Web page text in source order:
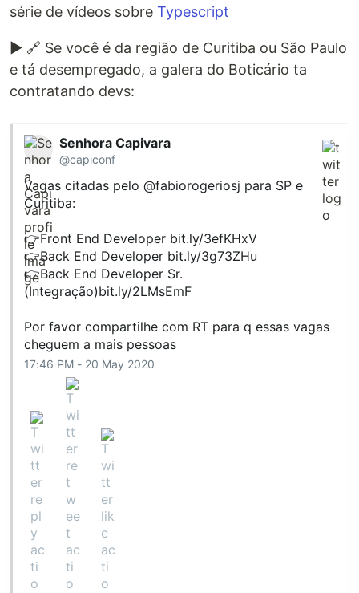
série de vídeos sobre Typescript
▶ 🔗 Se você é da região de Curitiba ou São Paulo
e tá desempregado, a galera do Boticário ta
contratando devs:
Senhora Capivara
@capiconf
Vagas citadas pelo@fabiorogeriosj para SP e
Curitiba:
👉Front End Developer bit.ly/3efKHxV
👉Back End Developer bit.ly/3g73ZHu
👉Back End Developer Sr.
(Integração)bit.ly/2LMsEmF
Por favor compartilhe com RT para q essas vagas
cheguem a mais pessoas
17:46 PM - 20 May 2020